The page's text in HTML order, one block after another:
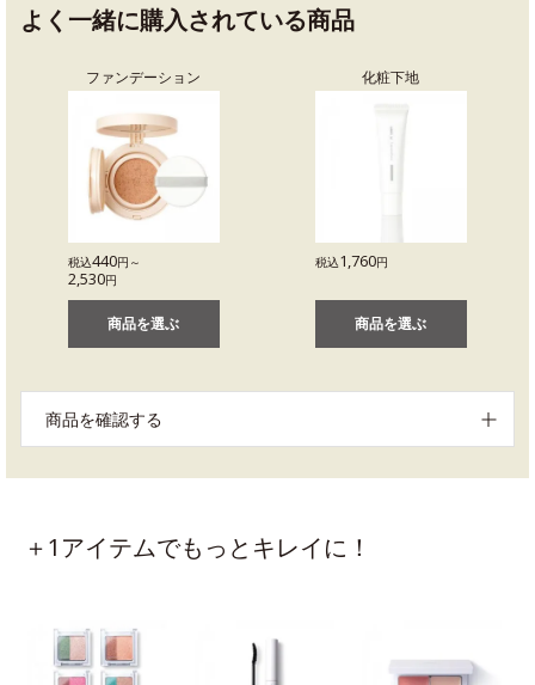
よく一緒に購入されている商品
ファンデーション
税込440円～
2,530円
商品を選ぶ
化粧下地
税込1,760円
商品を選ぶ
商品を確認する
＋1アイテムでもっとキレイに！